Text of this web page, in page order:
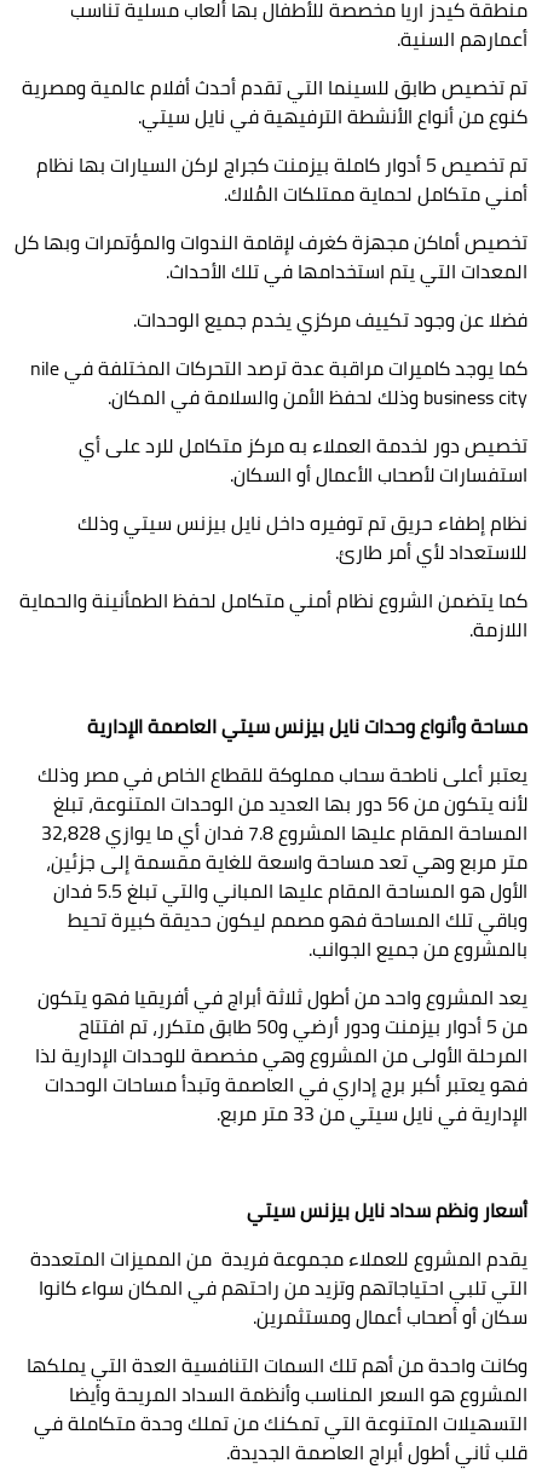
منطقة كيدز اريا مخصصة للأطفال بها ألعاب مسلية تناسب
أعمارهم السنية.
تم تخصيص طابق للسينما التي تقدم أحدث أفلام عالمية ومصرية
كنوع من أنواع الأنشطة الترفيهية في نايل سيتي.
تم تخصيص 5 أدوار كاملة بيزمنت كجراج لركن السيارات بها نظام
أمني متكامل لحماية ممتلكات المُلاك.
تخصيص أماكن مجهزة كغرف لإقامة الندوات والمؤتمرات وبها كل
المعدات التي يتم استخدامها في تلك الأحداث.
فضلا عن وجود تكييف مركزي يخدم جميع الوحدات.
كما يوجد كاميرات مراقبة عدة ترصد التحركات المختلفة فيnile
business cityوذلك لحفظ الأمن والسلامة في المكان.
تخصيص دور لخدمة العملاء به مركز متكامل للرد على أي
استفسارات لأصحاب الأعمال أو السكان.
نظام إطفاء حريق تم توفيره داخل نايل بيزنس سيتي وذلك
للاستعداد لأي أمر طارئ.
كما يتضمن الشروع نظام أمني متكامل لحفظ الطمأنينة والحماية
اللازمة.
مساحة وأنواع وحدات نايل بيزنس سيتي العاصمة الإدارية
يعتبر أعلى ناطحة سحاب مملوكة للقطاع الخاص في مصر وذلك
لأنه يتكون من 56 دور بها العديد من الوحدات المتنوعة، تبلغ
المساحة المقام عليها المشروع 7.8 فدان أي ما يوازي 32,828
متر مربع وهي تعد مساحة واسعة للغاية مقسمة إلى جزئين،
الأول هو المساحة المقام عليها المباني والتي تبلغ 5.5 فدان
وباقي تلك المساحة فهو مصمم ليكون حديقة كبيرة تحيط
بالمشروع من جميع الجوانب.
يعد المشروع واحد من أطول ثلاثة أبراج في أفريقيا فهو يتكون
من 5 أدوار بيزمنت ودور أرضي و50 طابق متكرر، تم افتتاح
المرحلة الأولى من المشروع وهي مخصصة للوحدات الإدارية لذا
فهو يعتبر أكبر برج إداري في العاصمة وتبدأ مساحات الوحدات
الإدارية في نايل سيتي من 33 متر مربع.
أسعار ونظم سداد نايل بيزنس سيتي
يقدم المشروع للعملاء مجموعة فريدة من المميزات المتعددة
التي تلبي احتياجاتهم وتزيد من راحتهم في المكان سواء كانوا
سكان أو أصحاب أعمال ومستثمرين.
وكانت واحدة من أهم تلك السمات التنافسية العدة التي يملكها
المشروع هو السعر المناسب وأنظمة السداد المريحة وأيضا
التسهيلات المتنوعة التي تمكنك من تملك وحدة متكاملة في
قلب ثاني أطول أبراج العاصمة الجديدة.